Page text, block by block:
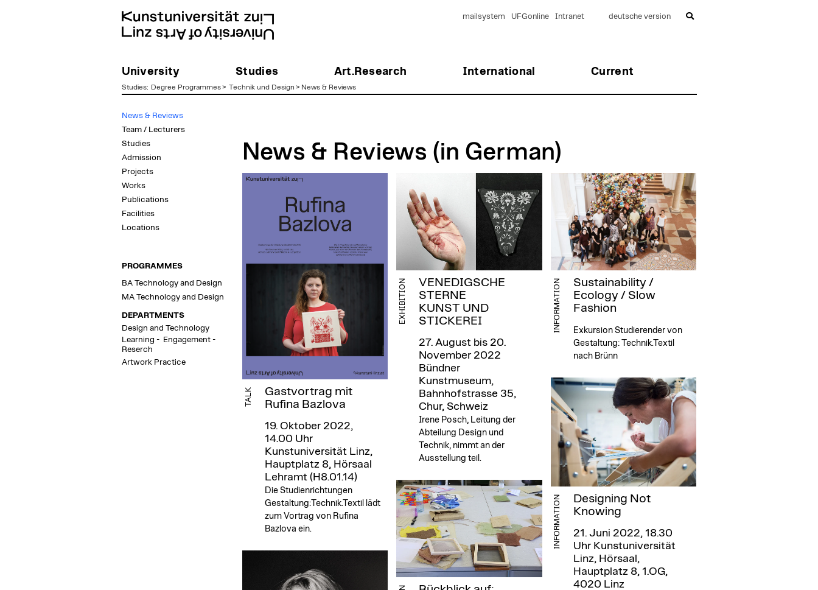
University Studies Art.Research International Current
mailsystem UFGonline Intranet deutsche version
Studies: Degree Programmes> Technik und Design > News & Reviews
News & Reviews
Team / Lecturers
Studies
Admission
Projects
Works
Publications
Facilities
Locations
PROGRAMMES
BA Technology and Design
MA Technology and Design
DEPARTMENTS
Design and Technology
Learning - Engagement -
Reserch
Artwork Practice
News & Reviews (in German)
TALK
Gastvortrag mit
Rufina Bazlova
19. Oktober 2022,
14.00 Uhr
Kunstuniversität Linz,
Hauptplatz 8, Hörsaal
Lehramt (H8.01.14)
Die Studienrichtungen
Gestaltung:Technik.Textil lädt
zum Vortrag von Rufina
Bazlova ein.
EXHIBITION
VENEDIGSCHE
STERNE
KUNST UND
STICKEREI
27. August bis 20.
November 2022​
Bündner
Kunstmuseum,
Bahnhofstrasse 35,
Chur, Schweiz
Irene Posch, Leitung der
Abteilung Design und
Technik, nimmt an der
Ausstellung teil.
INFORMATION
Sustainability /
Ecology / Slow
Fashion
Exkursion Studierender von
Gestaltung: Technik.Textil
nach Brünn
INFORMATION
Designing Not
Knowing
21. Juni 2022, 18.30
UhrKunstuniversität
Linz, Hörsaal,
Hauptplatz 8, 1.OG,
4020 Linz